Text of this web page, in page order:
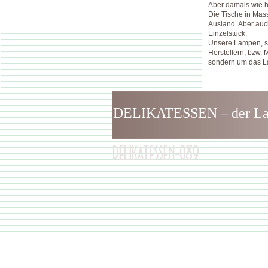
Aber damals wie
Die Tische in
Ausland. Aber
Einzelstück.
Unsere Lampen,
Herstellern, bzw.
sondern um das
DELIKATESSEN – der